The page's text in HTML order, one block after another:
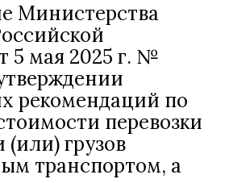
Министерства
5 мая 2025 г. №
рекомендаций по
перевозки
(или) грузов
транспортом, а